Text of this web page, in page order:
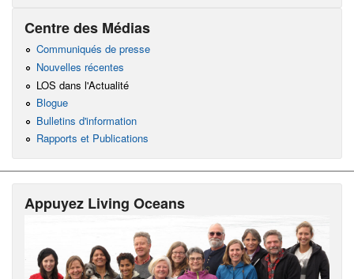
Centre des Médias
Communiqués de presse
Nouvelles récentes
LOS dans l'Actualité
Blogue
Bulletins d'information
Rapports et Publications
Appuyez Living Oceans